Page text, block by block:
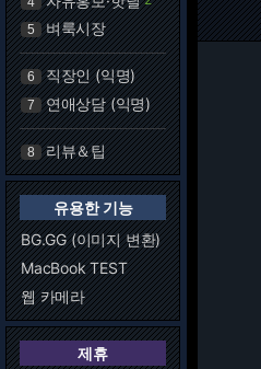
5 벼룩시장
6 직장인 (익명)
7 연애상담 (익명)
8 리뷰＆팁
유용한 기능
BG.GG (이미지 변환)
MacBook TEST
웹 카메라
제휴